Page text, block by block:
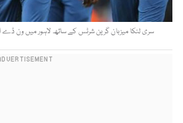
سری لنکا میزبان گرین شرٹس کے ساتھ لاہور میں ون ڈے